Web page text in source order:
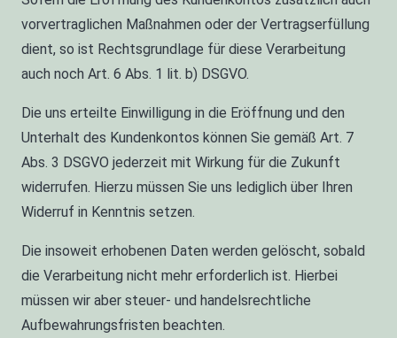
vorvertraglichen Maßnahmen oder der Vertragserfüllung
dient, so ist Rechtsgrundlage für diese Verarbeitung
auch noch Art. 6 Abs. 1 lit. b) DSGVO.
Die uns erteilte Einwilligung in die Eröffnung und den
Unterhalt des Kundenkontos können Sie gemäß Art. 7
Abs. 3 DSGVO jederzeit mit Wirkung für die Zukunft
widerrufen. Hierzu müssen Sie uns lediglich über Ihren
Widerruf in Kenntnis setzen.
Die insoweit erhobenen Daten werden gelöscht, sobald
die Verarbeitung nicht mehr erforderlich ist. Hierbei
müssen wir aber steuer- und handelsrechtliche
Aufbewahrungsfristen beachten.